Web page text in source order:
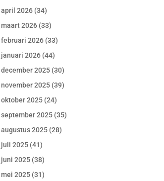
april 2026 (34)
maart 2026 (33)
februari 2026 (33)
januari 2026 (44)
december 2025 (30)
november 2025 (39)
oktober 2025 (24)
september 2025 (35)
augustus 2025 (28)
juli 2025 (41)
juni 2025 (38)
mei 2025 (31)